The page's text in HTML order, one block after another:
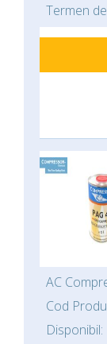
Termen
AC
Cod
Disponibil: